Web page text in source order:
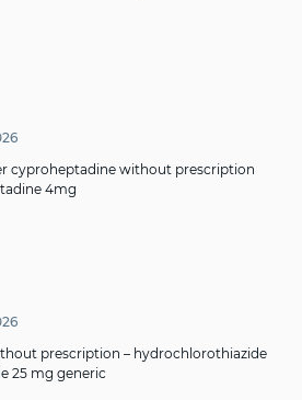
cyproheptadine without prescription
4mg
prescription – hydrochlorothiazide
25 mg generic